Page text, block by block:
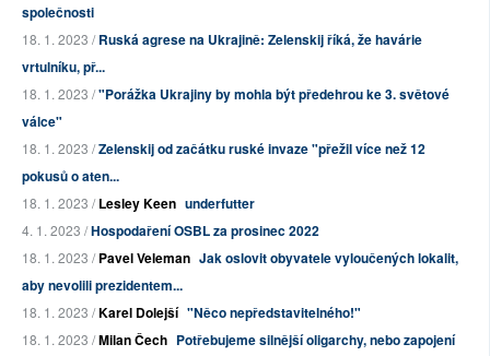
společnosti
18. 1. 2023 /Ruská agrese na Ukrajině: Zelenskij říká, že havárie
vrtulníku, př...
18. 1. 2023 /"Porážka Ukrajiny by mohla být předehrou ke 3. světové
válce"
18. 1. 2023 /Zelenskij od začátku ruské invaze "přežil více než 12
pokusů o aten...
18. 1. 2023 /Lesley Keen underfutter
4. 1. 2023 /Hospodaření OSBL za prosinec 2022
18. 1. 2023 /Pavel Veleman Jak oslovit obyvatele vyloučených lokalit,
aby nevolili prezidentem...
18. 1. 2023 /Karel Dolejší "Něco nepředstavitelného!"
18. 1. 2023 /Milan Čech Potřebujeme silnější oligarchy, nebo zapojení